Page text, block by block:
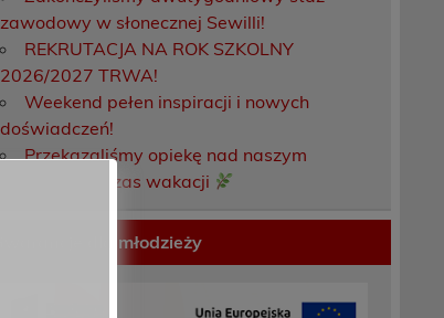
zawodowy w słonecznej Sewilli!
REKRUTACJA NA ROK SZKOLNY
2026/2027 TRWA!
Weekend pełen inspiracji i nowych
doświadczeń!
Przekazaliśmy opiekę nad naszym
ogrodem na czas wakacji
Gwarancje dla młodzieży